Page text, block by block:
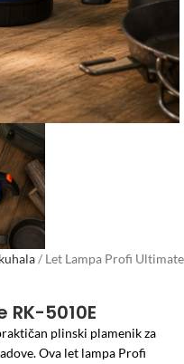
/ Let Lampa Profi Ultimate
5010E
plinski plamenik za
Ova let lampa Profi